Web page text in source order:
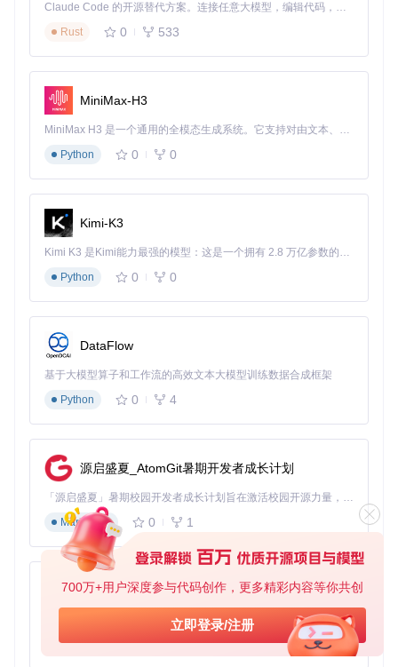
700万+用户深度参与代码创作，更多精彩内容等你共创
立即登录/注册
Claude Code 的开源替代方案。连接任意大模型，编辑代码，运行命令，自动验证 — 全自动执行。用 Rust 构建，极致性能。 ｜ An open-source alternative to Claude Code. Connect any LLM, edit code, run commands, and verify changes — autonomously. Built in Rust for speed. Get Started
Rust
0 533
MiniMax-H3
MiniMax H3 是一个通用的全模态生成系统。它支持对由文本、图像、视频和音频组成的多模态上下文进行统一理解，并能生成分辨率高达 2K、时长可达 15 秒的带原生立体声音频的视频。得益于面向任务泛化的系统设计，H3 在预训练阶段就已具备广泛的多模态上下文理解与生成能力，能够出色地执行复杂的多模态指令。
Python
0 0
Kimi-K3
Kimi K3 是Kimi能力最强的模型：这是一个拥有 2.8 万亿参数的混合专家（MoE）模型，具备原生视觉理解能力，并支持 100 万 token 的上下文窗口。
Python
0 0
DataFlow
基于大模型算子和工作流的高效文本大模型训练数据合成框架
Python
0 4
源启盛夏_AtomGit暑期开发者成长计划
「源启盛夏」暑期校园开发者成长计划旨在激活校园开源力量，通过积分激励、认证扶持、资源倾斜等形式，引导高校组织和开发者完成「入驻 — 建项目 — 做贡献 — 获认证 — 得资源」的完整闭环。无论你是想带领社团入驻平台的组织者，还是希望用代码贡献证明自己的开发者，都能在这里找到属于你的成长路径。
Markdown
0 1
py-xiaozhi
基于Python的Xiaozhi AI，适用于想要完整Xiaozhi体验而无需拥有专用硬件的用户。
Python
0 1